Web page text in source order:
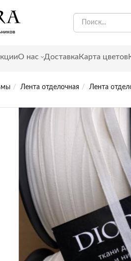
О нас Доставка Карта цветов
Лента отделочная Лента